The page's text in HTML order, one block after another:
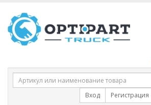
Вход Регистрация